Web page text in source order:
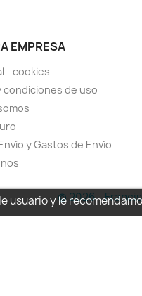
usuario y le
EMPRESA
- cookies
condiciones de uso
y Gastos de Envío
© 2026 -